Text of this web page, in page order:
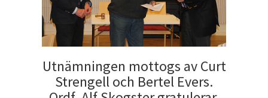
Utnämningen mottogs av Curt
Strengell och Bertel Evers.